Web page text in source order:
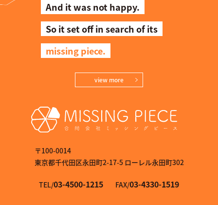
And it was not happy.
So it set off in search of its
missing piece.
view more
〒100-0014
東京都千代田区永田町2-17-5 ローレル永田町302
TEL/03-4500-1215 FAX/03-4330-1519